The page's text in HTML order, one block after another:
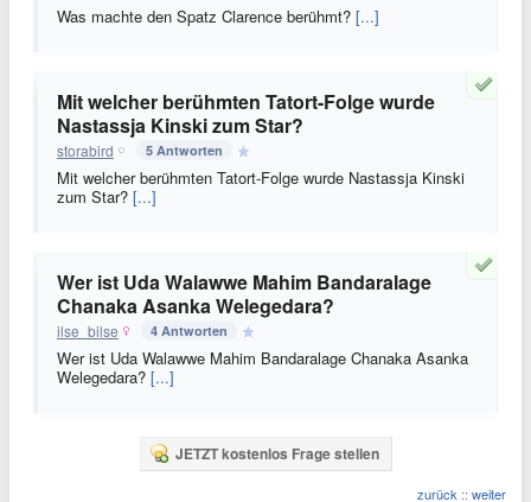
Was machte den Spatz Clarence berühmt? [...]
Mit welcher berühmten Tatort-Folge wurde
Nastassja Kinski zum Star?
storabird 5 Antworten
Mit welcher berühmten Tatort-Folge wurde Nastassja Kinski
zum Star? [...]
Wer ist Uda Walawwe Mahim Bandaralage
Chanaka Asanka Welegedara?
ilse_bilse 4 Antworten
Wer ist Uda Walawwe Mahim Bandaralage Chanaka Asanka
Welegedara? [...]
JETZT kostenlos Frage stellen
zurück :: weiter